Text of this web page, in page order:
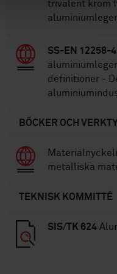
trivalent krom
SS-EN 12258-
definitioner -
BÖCKER OCH
metalliska
TEKNISK KOMMITTÉ
SIS/TK 624